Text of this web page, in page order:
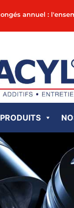
annuel :